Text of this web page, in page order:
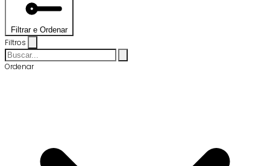
Filtrar e Ordenar
Filtros
Ordenar